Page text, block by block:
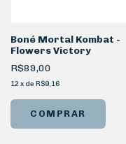
Boné Mortal Kombat -
Flowers Victory
R$89,00
12 x de R$9,16
COMPRAR